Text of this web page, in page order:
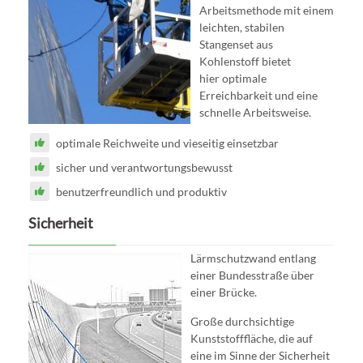
Arbeitsmethode mit einem
leichten, stabilen
Stangenset aus
Kohlenstoff bietet
hier optimale
Erreichbarkeit und eine
schnelle Arbeitsweise.
optimale Reichweite und vieseitig einsetzbar
sicher und verantwortungsbewusst
benutzerfreundlich und produktiv
Sicherheit
Lärmschutzwand entlang
einer Bundesstraße über
einer Brücke.
Große durchsichtige
Kunststofffläche, die auf
eine im Sinne der Sicherheit